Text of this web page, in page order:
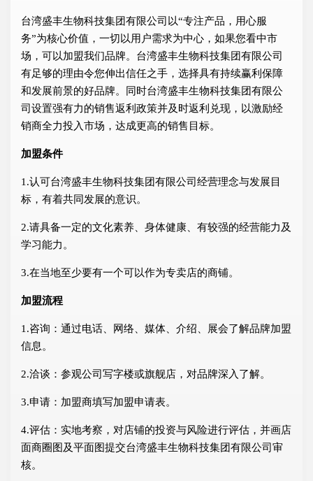
台湾盛丰生物科技集团有限公司以“专注产品，用心服
务”为核心价值，一切以用户需求为中心，如果您看中市
场，可以加盟我们品牌。台湾盛丰生物科技集团有限公司
有足够的理由令您伸出信任之手，选择具有持续赢利保障
和发展前景的好品牌。同时台湾盛丰生物科技集团有限公
司设置强有力的销售返利政策并及时返利兑现，以激励经
销商全力投入市场，达成更高的销售目标。
加盟条件
1.认可台湾盛丰生物科技集团有限公司经营理念与发展目
标，有着共同发展的意识。
2.请具备一定的文化素养、身体健康、有较强的经营能力及
学习能力。
3.在当地至少要有一个可以作为专卖店的商铺。
加盟流程
1.咨询：通过电话、网络、媒体、介绍、展会了解品牌加盟
信息。
2.洽谈：参观公司写字楼或旗舰店，对品牌深入了解。
3.申请：加盟商填写加盟申请表。
4.评估：实地考察，对店铺的投资与风险进行评估，并画店
面商圈图及平面图提交台湾盛丰生物科技集团有限公司审
核。